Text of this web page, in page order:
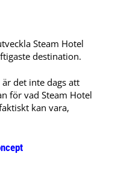
Steam Hotel
destination.
det inte dags att
för vad Steam Hotel
kan vara,